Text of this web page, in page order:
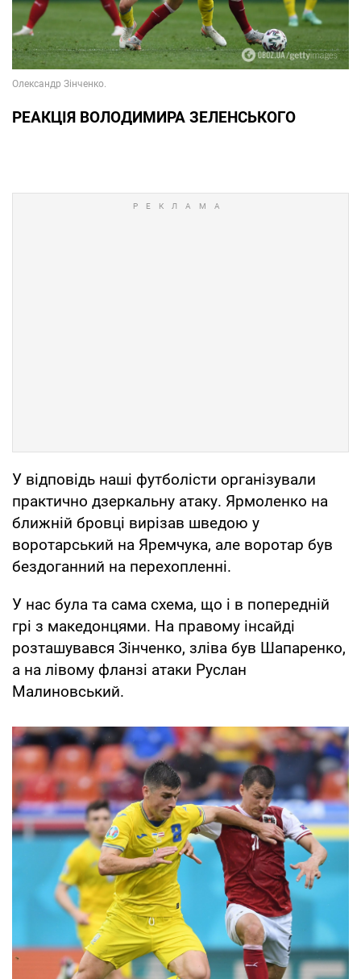
РЕАКЦІЯ ВОЛОДИМИРА ЗЕЛЕНСЬКОГО
У відповідь наші футболісти організували
практично дзеркальну атаку. Ярмоленко на
ближній бровці вирізав шведою у
воротарський на Яремчука, але воротар був
бездоганний на перехопленні.
У нас була та сама схема, що і в попередній
грі з македонцями. На правому інсайдi
розташувався Зінченко, зліва був Шапаренко,
а на лівому фланзі атаки Руслан
Малиновський.